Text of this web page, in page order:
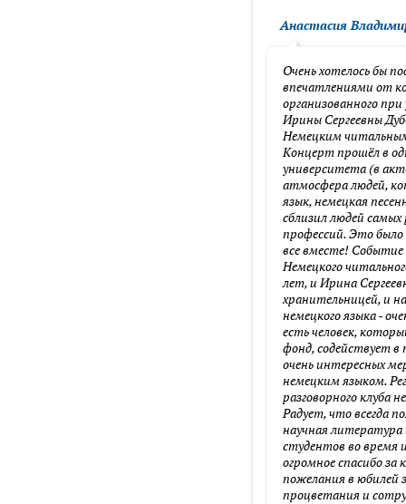
Анастасия
Очень хотелось бы
впечатлениями от
организованного
Ирины Сергеевны
Немецким
Концерт прошёл в
университета (в
атмосфера людей,
язык, немецкая
сблизил людей
профессий. Это было
все вместе!
Немецкого
лет, и Ирина
хранительницей, и
немецкого языка -
есть человек,
фонд, содействует в
очень интересных
немецким языком.
разговорного клуба
Радует, что всегда
научная
студентов во время
огромное спасибо за
пожелания в юбилей
процветания и